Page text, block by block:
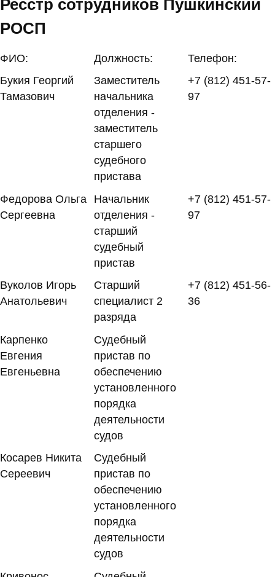
Ресстр сотрудников Пушкинский
РОСП
ФИО: Должность:
Телефон:
Букия Георгий
Тамазович
Заместитель
начальника
отделения -
заместитель
старшего
судебного
пристава
+7 (812) 451-57-
97
Федорова Ольга
Сергеевна
Начальник
отделения -
старший
судебный
пристав
+7 (812) 451-57-
97
Вуколов Игорь
Анатольевич
Старший
специалист 2
разряда
+7 (812) 451-56-
36
Карпенко
Евгения
Евгеньевна
Судебный
пристав по
обеспечению
установленного
порядка
деятельности
судов
Косарев Никита
Сереевич
Судебный
пристав по
обеспечению
установленного
порядка
деятельности
судов